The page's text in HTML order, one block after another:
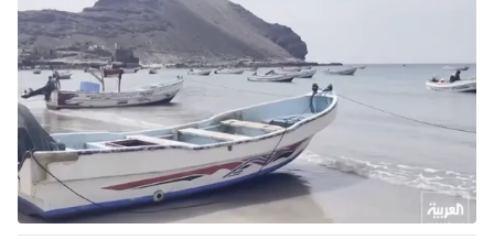
Giải sao mai
Làm đẹp
Chất lượng cuộc sống
Tuyển sinh
Học trực tuyến
Công nghệ
Hitech Công nghệ tương lai
Sản phẩm
Thị trường
Tư vấn
Giao lưu trực tuyến
Lịch phát sóng